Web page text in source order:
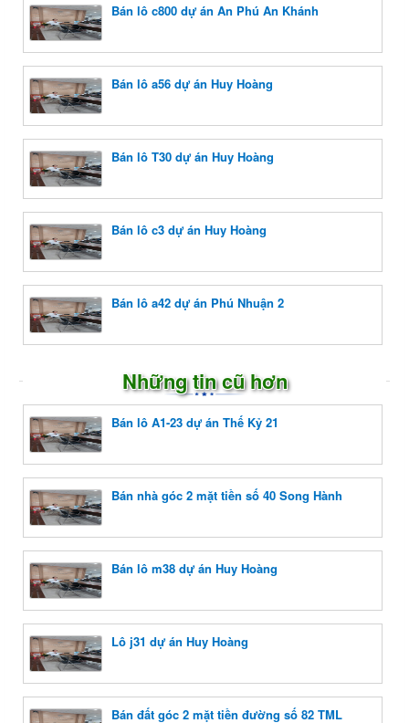
Bán lô c800 dự án An Phú An Khánh
Bán lô a56 dự án Huy Hoàng
Bán lô T30 dự án Huy Hoàng
Bán lô c3 dự án Huy Hoàng
Bán lô a42 dự án Phú Nhuận 2
Những tin cũ hơn
Bán lô A1-23 dự án Thế Kỷ 21
Bán nhà góc 2 mặt tiền số 40 Song Hành
Bán lô m38 dự án Huy Hoàng
Lô j31 dự án Huy Hoàng
Bán đất góc 2 mặt tiền đường số 82 TML